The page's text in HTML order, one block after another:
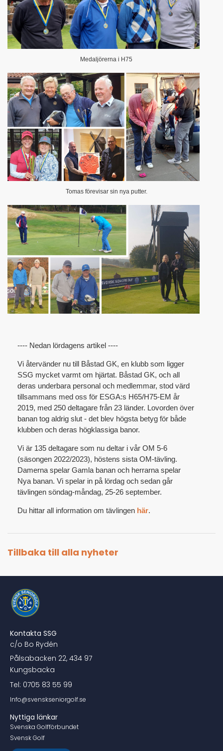
Medaljörerna i H75
Tomas förevisar sin nya putter.
---- Nedan lördagens artikel ----
Vi återvänder nu till Båstad GK, en klubb som ligger
SSG mycket varmt om hjärtat. Båstad GK, och all
deras underbara personal och medlemmar, stod värd
tillsammans med oss för ESGA:s H65/H75-EM år
2019, med 250 deltagare från 23 länder. Lovorden över
banan tog aldrig slut - det blev högsta betyg för både
klubben och deras högklassiga banor.
Vi är 135 deltagare som nu deltar i vår OM 5-6
(säsongen 2022/2023), höstens sista OM-tävling.
Damerna spelar Gamla banan och herrarna spelar
Nya banan. Vi spelar in på lördag och sedan går
tävlingen söndag-måndag, 25-26 september.
Du hittar all information om tävlingen här.
Tillbaka till alla nyheter
Kontakta SSG
c/o Bo Rydén
Pålsabacken 22, 434 97
Kungsbacka
Tel: 0705 83 55 99
Info@svenskseniorgolf.se
Nyttiga länkar
Svenska Golfförbundet
Svensk Golf